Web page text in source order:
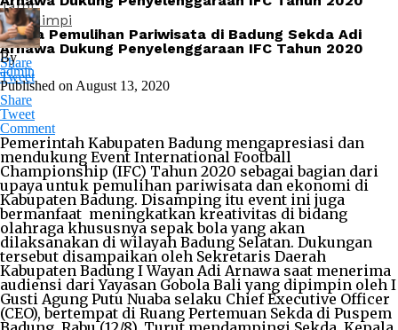
Tarot
Arti Mimpi
Upaya Pemulihan Pariwisata di Badung Sekda Adi
Arnawa Dukung Penyelenggaraan IFC Tahun 2020
Share
Tweet
By
admin
Published on August 13, 2020
Share
Tweet
Comment
Pemerintah Kabupaten Badung mengapresiasi dan
mendukung Event International Football
Championship (IFC) Tahun 2020 sebagai bagian dari
upaya untuk pemulihan pariwisata dan ekonomi di
Kabupaten Badung. Disamping itu event ini juga
bermanfaat meningkatkan kreativitas di bidang
olahraga khususnya sepak bola yang akan
dilaksanakan di wilayah Badung Selatan. Dukungan
tersebut disampaikan oleh Sekretaris Daerah
Kabupaten Badung I Wayan Adi Arnawa saat menerima
audiensi dari Yayasan Gobola Bali yang dipimpin oleh I
Gusti Agung Putu Nuaba selaku Chief Executive Officer
(CEO), bertempat di Ruang Pertemuan Sekda di Puspem